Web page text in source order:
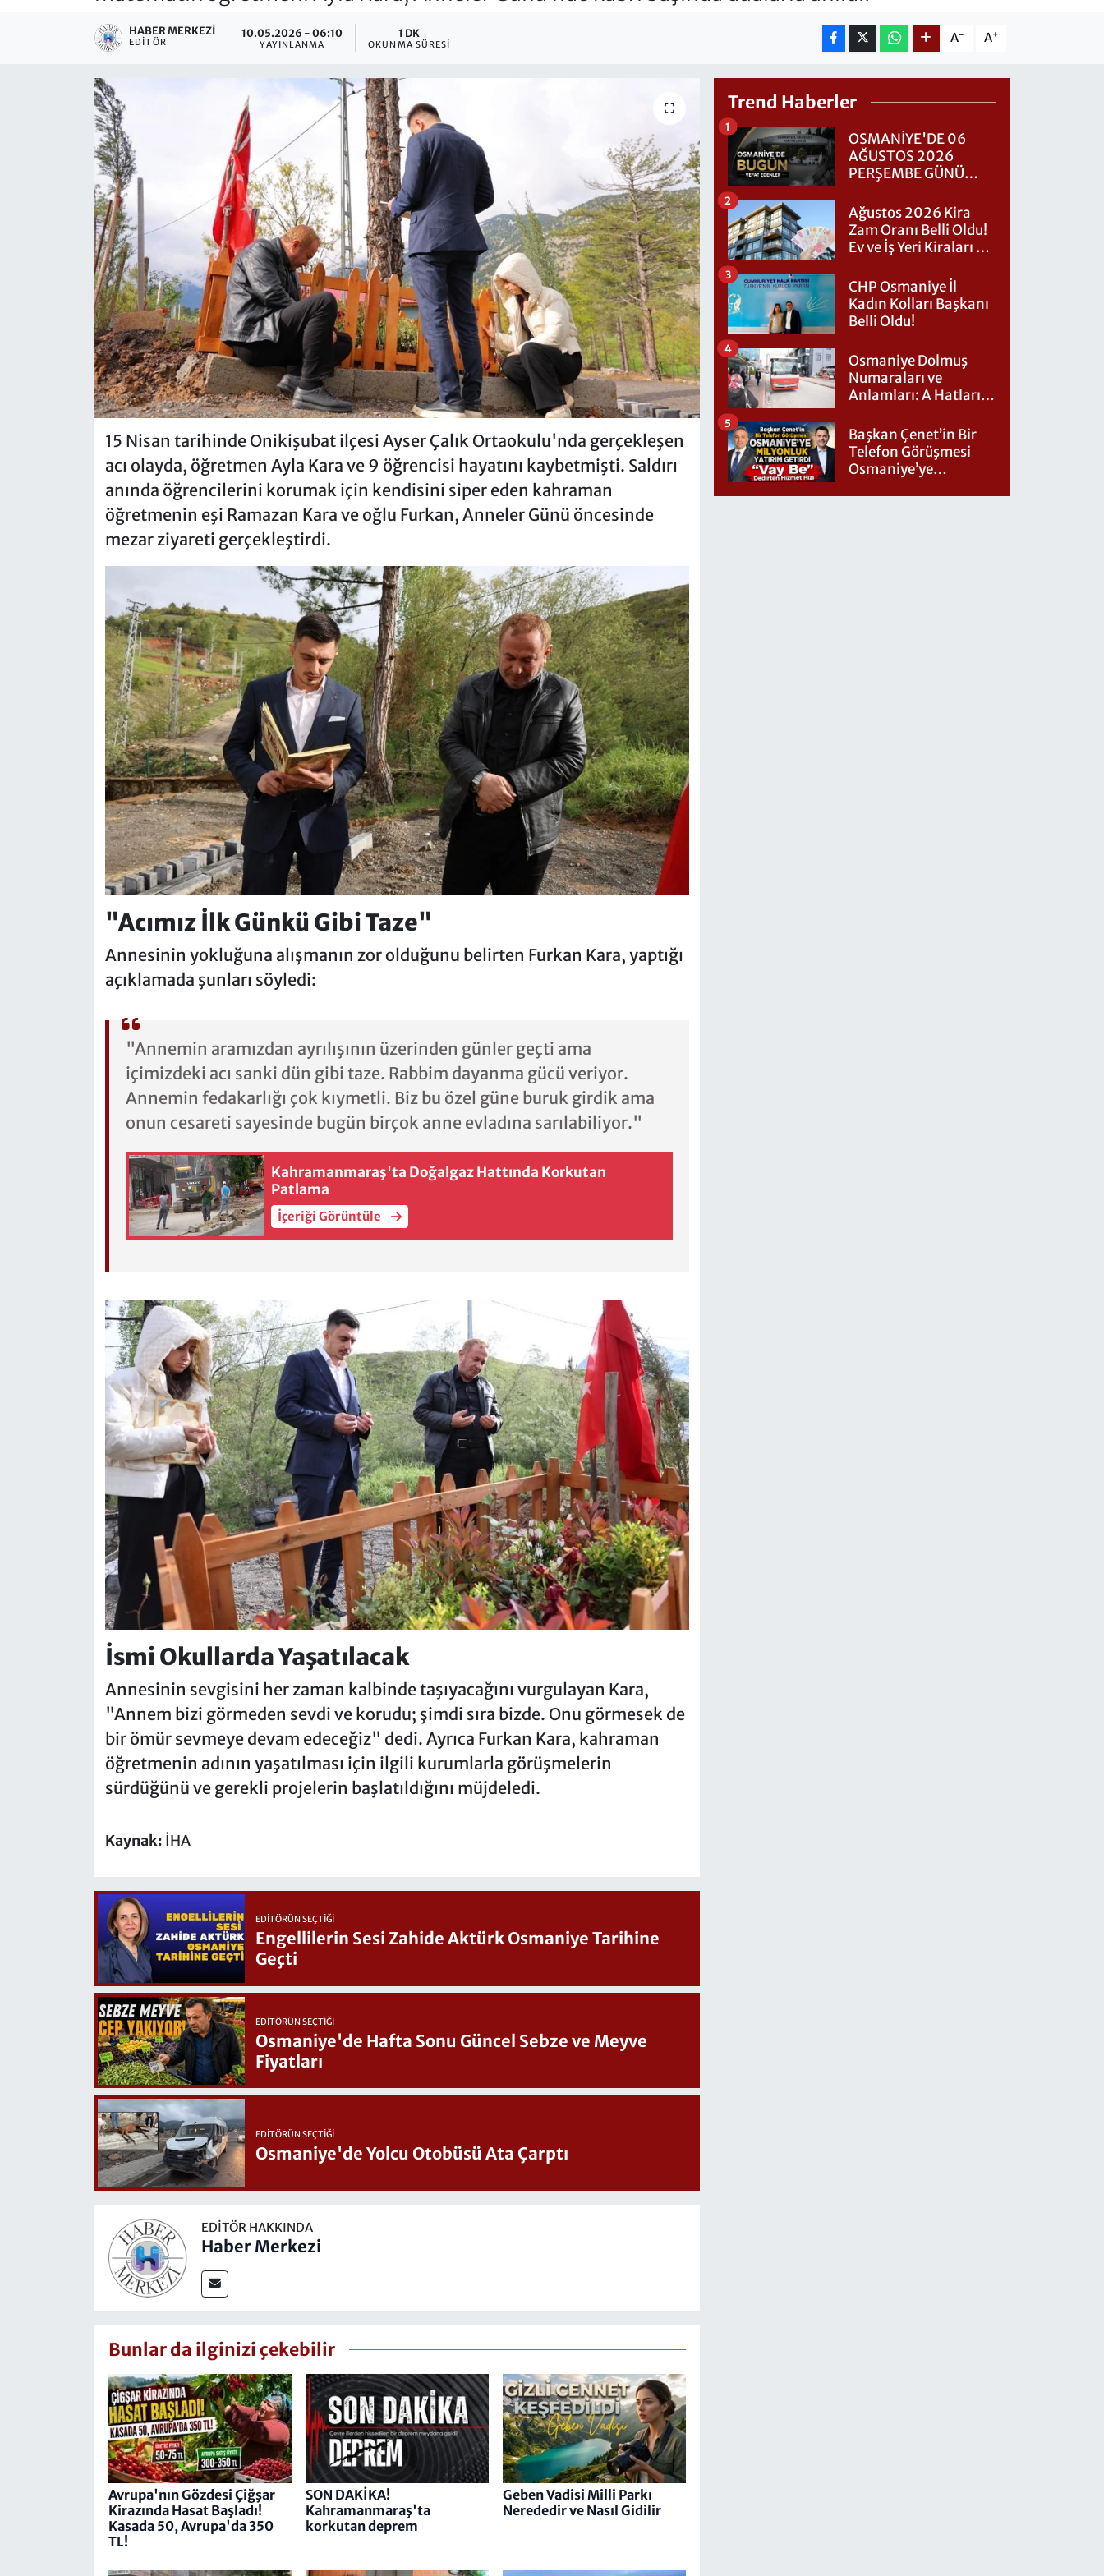
HABER MERKEZI
EDITÖR
10.05.2026 - 06:10
YAYINLANMA
1 DK
OKUNMA SÜRESI A- A+
15 Nisan tarihinde Onikişubat ilçesi Ayser Çalık Ortaokulu'nda gerçekleşen
acı olayda, öğretmen Ayla Kara ve 9 öğrencisi hayatını kaybetmişti. Saldırı
anında öğrencilerini korumak için kendisini siper eden kahraman
öğretmenin eşi Ramazan Kara ve oğlu Furkan, Anneler Günü öncesinde
mezar ziyareti gerçekleştirdi.
"Acımız İlk Günkü Gibi Taze"
Annesinin yokluğuna alışmanın zor olduğunu belirten Furkan Kara, yaptığı
açıklamada şunları söyledi:
"Annemin aramızdan ayrılışının üzerinden günler geçti ama
içimizdeki acı sanki dün gibi taze. Rabbim dayanma gücü veriyor.
Annemin fedakarlığı çok kıymetli. Biz bu özel güne buruk girdik ama
onun cesareti sayesinde bugün birçok anne evladına sarılabiliyor."
Kahramanmaraş'ta Doğalgaz Hattında Korkutan
Patlama
İçeriği Görüntüle
İsmi Okullarda Yaşatılacak
Annesinin sevgisini her zaman kalbinde taşıyacağını vurgulayan Kara,
"Annem bizi görmeden sevdi ve korudu; şimdi sıra bizde. Onu görmesek de
bir ömür sevmeye devam edeceğiz" dedi. Ayrıca Furkan Kara, kahraman
öğretmenin adının yaşatılması için ilgili kurumlarla görüşmelerin
sürdüğünü ve gerekli projelerin başlatıldığını müjdeledi.
Kaynak: İHA
EDITÖRÜN SEÇTIĞI
Engellilerin Sesi Zahide Aktürk Osmaniye Tarihine
Geçti
EDITÖRÜN SEÇTIĞI
Osmaniye'de Hafta Sonu Güncel Sebze ve Meyve
Fiyatları
EDITÖRÜN SEÇTIĞI
Osmaniye'de Yolcu Otobüsü Ata Çarptı
EDITÖR HAKKINDA
Haber Merkezi
Bunlar da ilginizi çekebilir
Avrupa'nın Gözdesi Çiğşar
Kirazında Hasat Başladı!
Kasada 50, Avrupa'da 350
TL!
SON DAKİKA!
Kahramanmaraş'ta
korkutan deprem
Geben Vadisi Milli Parkı
Nerededir ve Nasıl Gidilir
Trend Haberler
OSMANİYE'DE 06
AĞUSTOS 2026
PERŞEMBE GÜNÜ
1
Ağustos 2026 Kira
Zam Oranı Belli Oldu!
Ev ve İş Yeri Kiraları Ne
2
CHP Osmaniye İl
Kadın Kolları Başkanı
Belli Oldu!
3
Osmaniye Dolmuş
Numaraları ve
Anlamları: A Hatları
4
Başkan Çenet’in Bir
Telefon Görüşmesi
Osmaniye’ye
5